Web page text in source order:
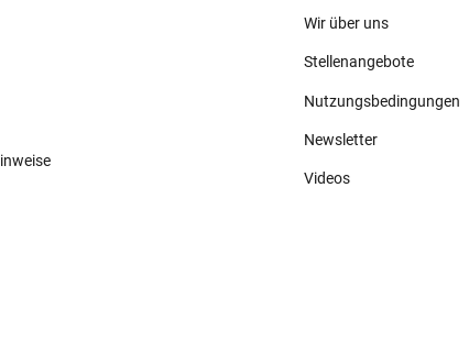
Wir über uns
Stellenangebote
Nutzungsbedingungen
Newsletter
Videos